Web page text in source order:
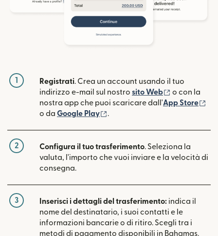
1 Registrati. Crea un account usando il tuo
indirizzo e-mail sul nostro sito Web (si apre in
o con la
nostra app che puoi scaricare dall'App Store
o da Google Play .
2 Configura il tuo trasferimento. Seleziona la
valuta, l'importo che vuoi inviare e la velocità di
consegna.
3 Inserisci i dettagli del trasferimento: indica il
nome del destinatario, i suoi contatti e le
informazioni bancarie o di ritiro. Scegli tra i
metodi di pagamento disponibili in Bahamas.